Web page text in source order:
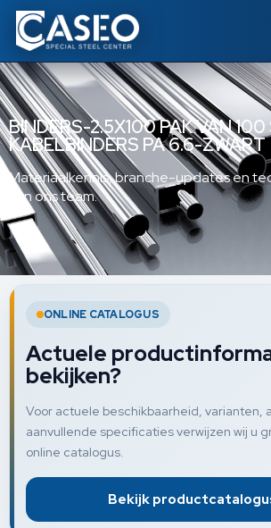
BINDERS-2.5X100 PAK VAN 100
KABELBINDERS PA 6.6-ZWART
Materiaalkennis, branche-updates en
van ons team.
ONLINE CATALOGUS
Actuele
bekijken?
Voor actuele beschikbaarheid, varianten,
aanvullende specificaties verwijzen wij u
online catalogus.
Bekijk